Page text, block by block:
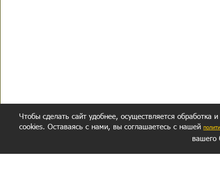
Чтобы сделать сайт удобнее, осуществляется обработка
cookies. Оставаясь с нами, вы соглашаетесь с нашей
вашего